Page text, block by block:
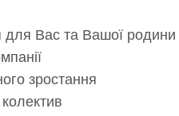
для Вас та Вашої родини
зростання